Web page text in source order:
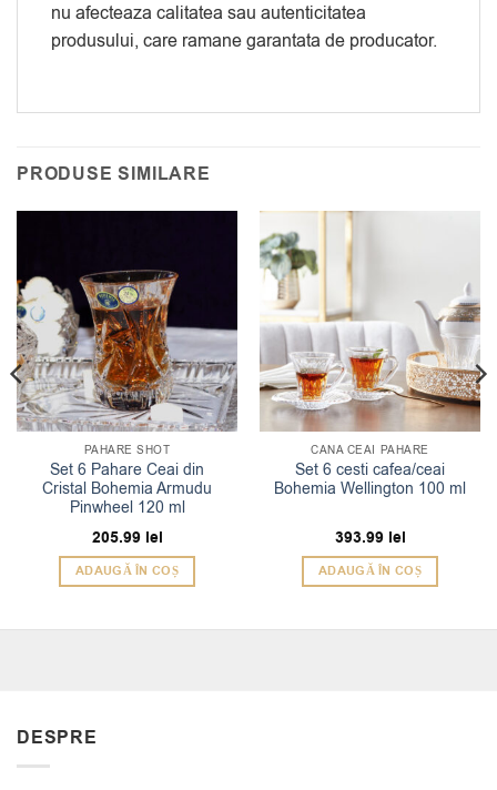
nu afecteaza calitatea sau autenticitatea
produsului, care ramane garantata de producator.
PRODUSE SIMILARE
PAHARE SHOT
Set 6 Pahare Ceai din
Cristal Bohemia Armudu
Pinwheel 120 ml
205.99 lei
ADAUGĂ ÎN COȘ
CANA CEAI PAHARE
Set 6 cesti cafea/ceai
Bohemia Wellington 100 ml
393.99 lei
ADAUGĂ ÎN COȘ
DESPRE